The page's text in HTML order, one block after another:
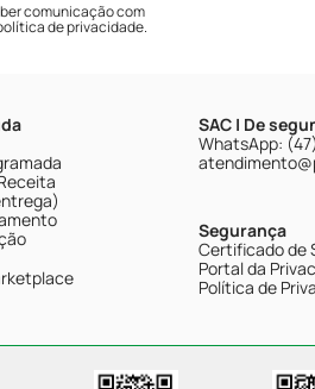
comunicação com
de privacidade.
SAC | De
WhatsApp:
Segurança
Certificado de
Portal da
Política de